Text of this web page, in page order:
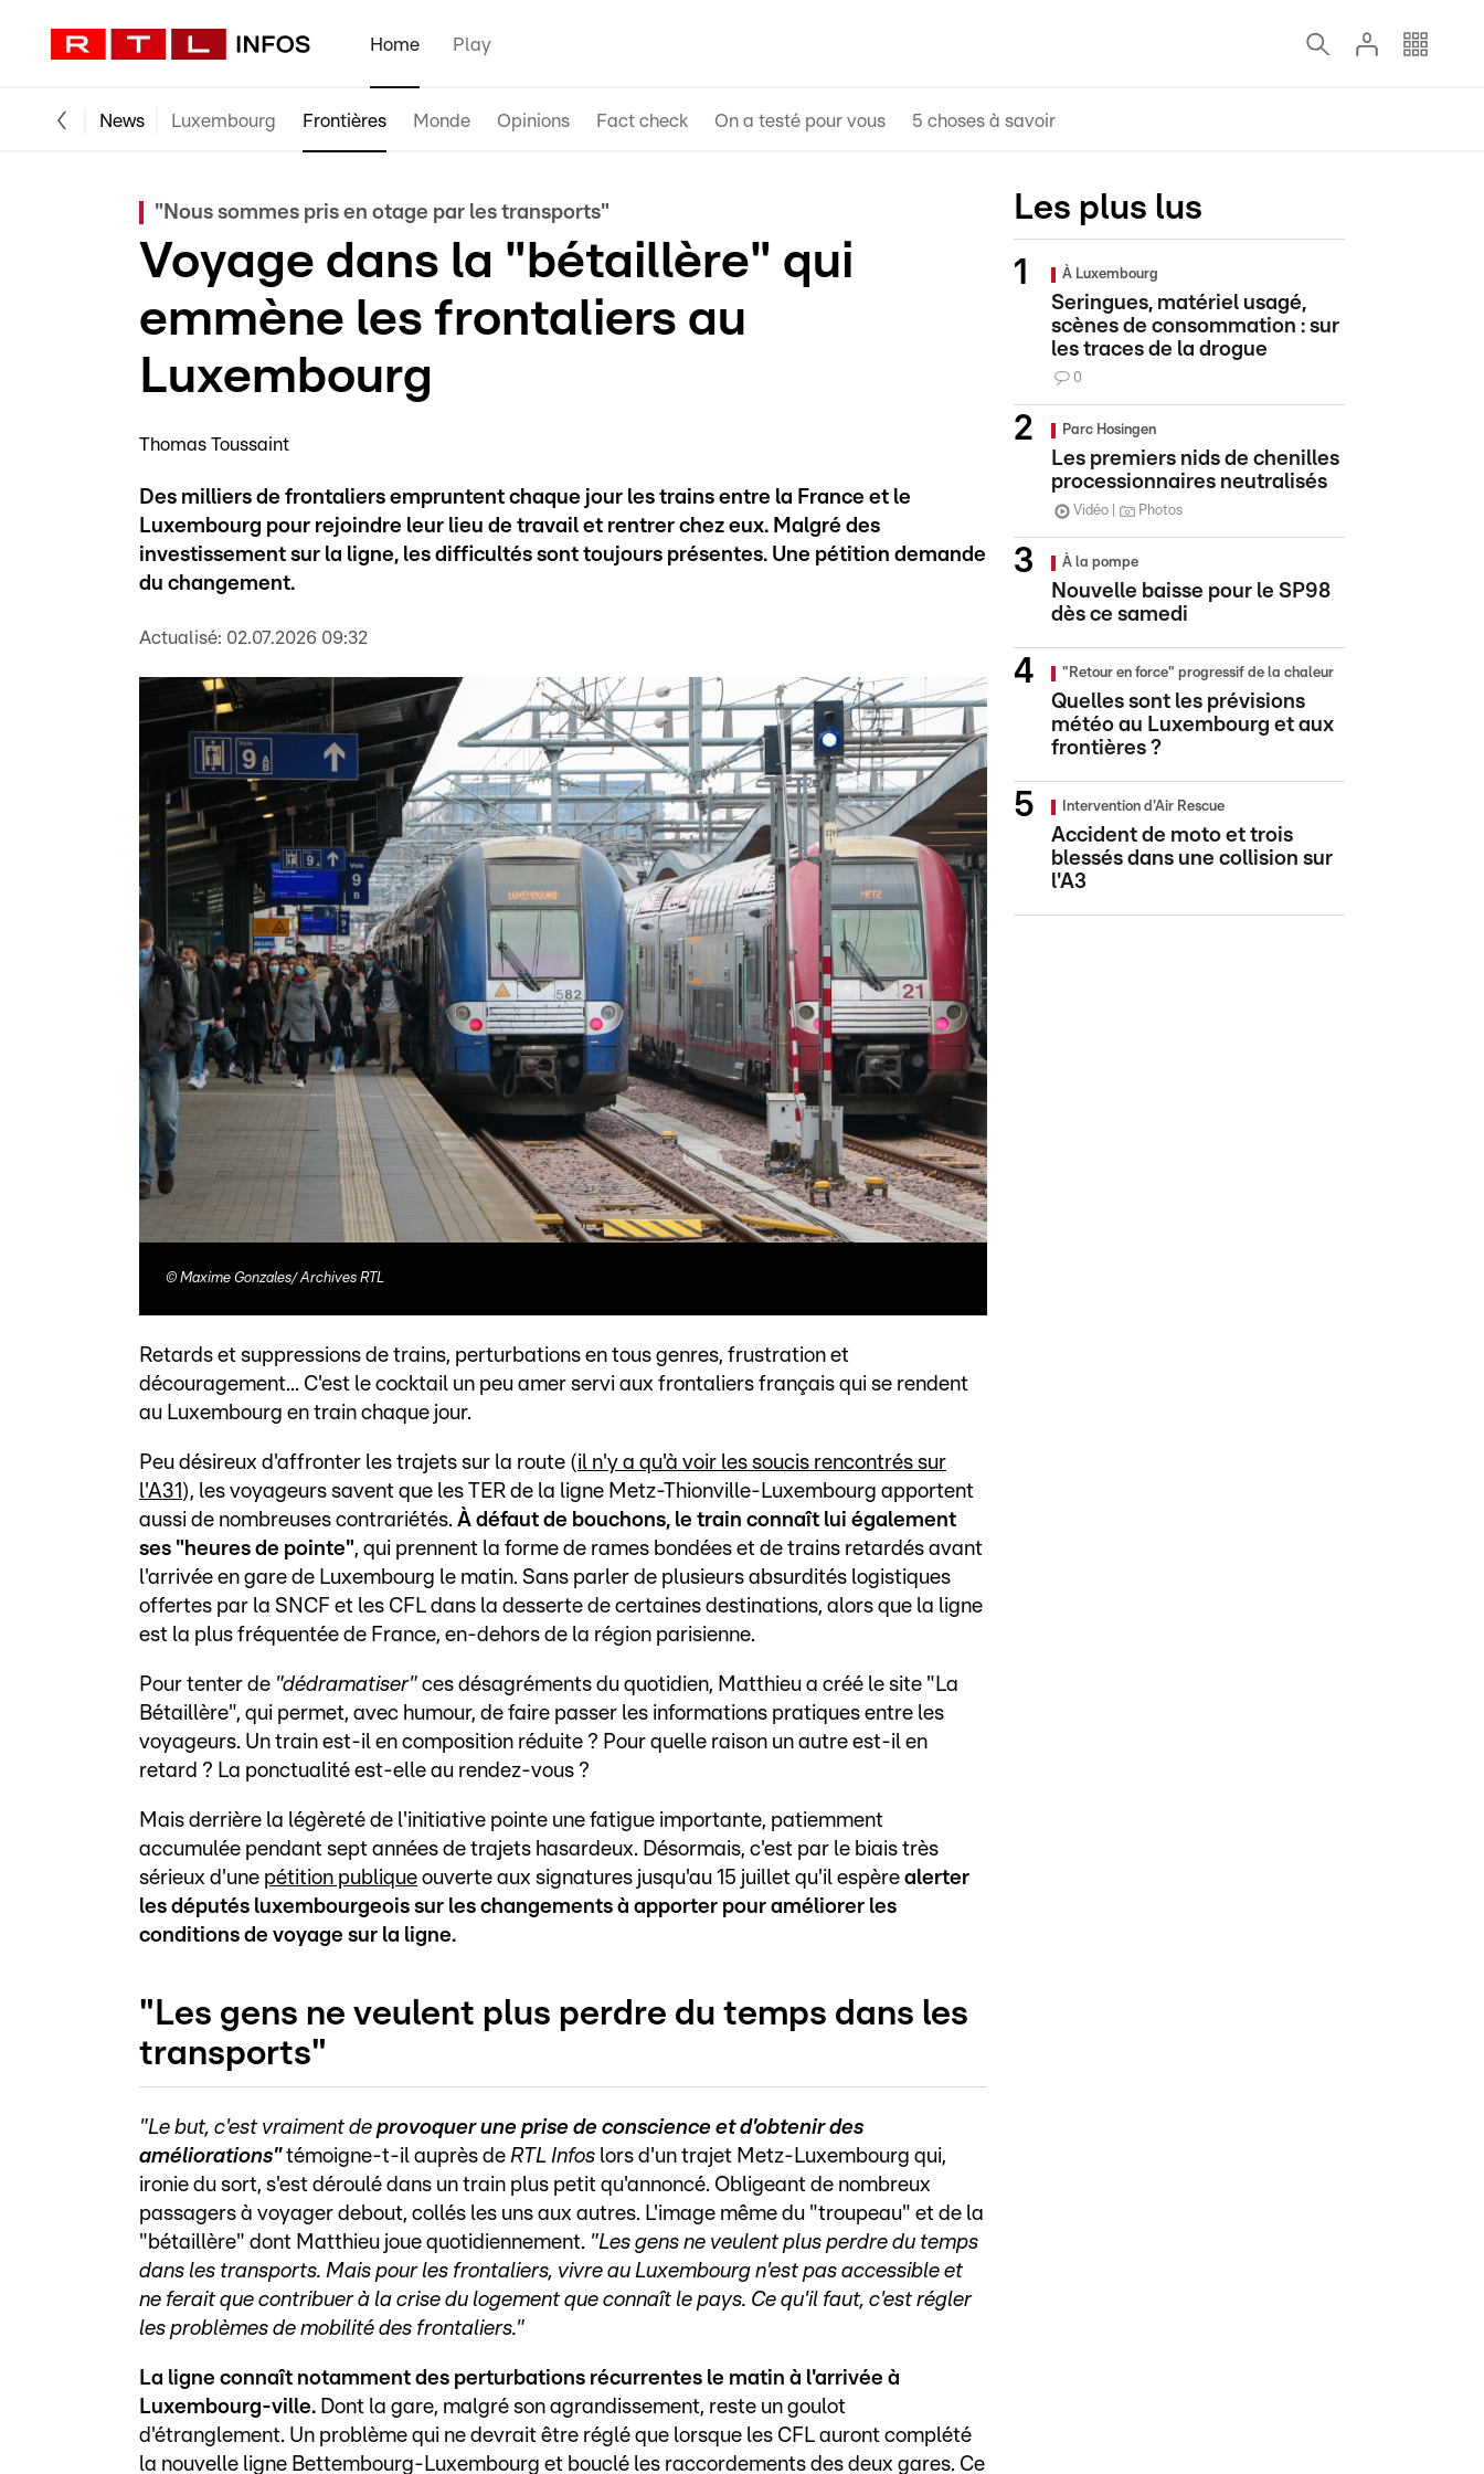
Home Play
News Luxembourg Frontières Monde Opinions Fact check On a testé pour vous 5 choses à savoir
"Nous sommes pris en otage par les transports"
Voyage dans la "bétaillère" qui
emmène les frontaliers au
Luxembourg
Thomas Toussaint
Des milliers de frontaliers empruntent chaque jour les trains entre la France et le
Luxembourg pour rejoindre leur lieu de travail et rentrer chez eux. Malgré des
investissement sur la ligne, les difficultés sont toujours présentes. Une pétition demande
du changement.
Actualisé: 02.07.2026 09:32
© Maxime Gonzales/ Archives RTL
Retards et suppressions de trains, perturbations en tous genres, frustration et
découragement... C'est le cocktail un peu amer servi aux frontaliers français qui se rendent
au Luxembourg en train chaque jour.
Peu désireux d'affronter les trajets sur la route (il n'y a qu'à voir les soucis rencontrés sur
l'A31 ), les voyageurs savent que les TER de la ligne Metz-Thionville-Luxembourg apportent
aussi de nombreuses contrariétés. À défaut de bouchons, le train connaît lui également
ses "heures de pointe", qui prennent la forme de rames bondées et de trains retardés avant
l'arrivée en gare de Luxembourg le matin. Sans parler de plusieurs absurdités logistiques
offertes par la SNCF et les CFL dans la desserte de certaines destinations, alors que la ligne
est la plus fréquentée de France, en-dehors de la région parisienne.
Pour tenter de "dédramatiser" ces désagréments du quotidien, Matthieu a créé le site "La
Bétaillère", qui permet, avec humour, de faire passer les informations pratiques entre les
voyageurs. Un train est-il en composition réduite ? Pour quelle raison un autre est-il en
retard ? La ponctualité est-elle au rendez-vous ?
Mais derrière la légèreté de l'initiative pointe une fatigue importante, patiemment
accumulée pendant sept années de trajets hasardeux. Désormais, c'est par le biais très
sérieux d'une pétition publique ouverte aux signatures jusqu'au 15 juillet qu'il espère alerter
les députés luxembourgeois sur les changements à apporter pour améliorer les
conditions de voyage sur la ligne.
"Les gens ne veulent plus perdre du temps dans les
transports"
"Le but, c'est vraiment de provoquer une prise de conscience et d'obtenir des
améliorations"témoigne-t-il auprès de RTL Infos lors d'un trajet Metz-Luxembourg qui,
ironie du sort, s'est déroulé dans un train plus petit qu'annoncé. Obligeant de nombreux
passagers à voyager debout, collés les uns aux autres. L'image même du "troupeau" et de la
"bétaillère" dont Matthieu joue quotidiennement. "Les gens ne veulent plus perdre du temps
dans les transports. Mais pour les frontaliers, vivre au Luxembourg n'est pas accessible et
ne ferait que contribuer à la crise du logement que connaît le pays. Ce qu'il faut, c'est régler
les problèmes de mobilité des frontaliers."
La ligne connaît notamment des perturbations récurrentes le matin à l'arrivée à
Luxembourg-ville. Dont la gare, malgré son agrandissement, reste un goulot
d'étranglement. Un problème qui ne devrait être réglé que lorsque les CFL auront complété
la nouvelle ligne Bettembourg-Luxembourg et bouclé les raccordements des deux gares. Ce
Les plus lus
À Luxembourg
Seringues, matériel usagé,
scènes de consommation : sur
les traces de la drogue
0
Parc Hosingen
Les premiers nids de chenilles
processionnaires neutralisés
Vidéo Photos
À la pompe
Nouvelle baisse pour le SP98
dès ce samedi
"Retour en force" progressif de la chaleur
Quelles sont les prévisions
météo au Luxembourg et aux
frontières ?
Intervention d'Air Rescue
Accident de moto et trois
blessés dans une collision sur
l'A3